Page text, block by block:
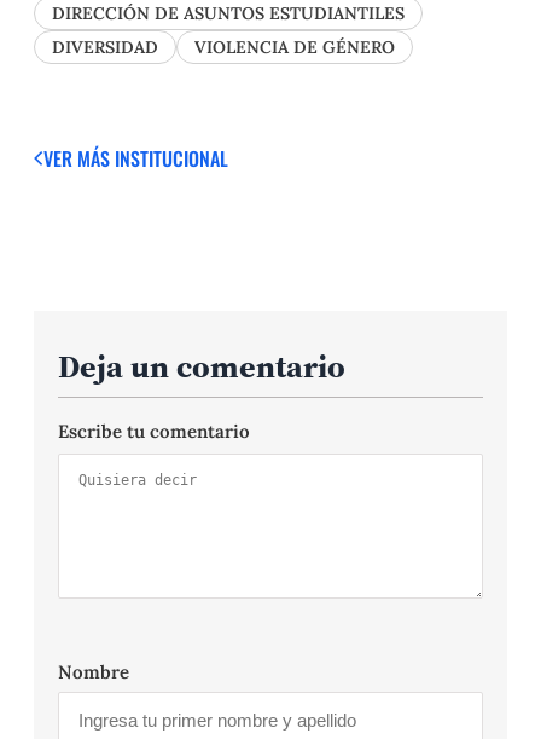
DIRECCIÓN DE ASUNTOS ESTUDIANTILES
DIVERSIDAD
VIOLENCIA DE GÉNERO
VER MÁS INSTITUCIONAL
Deja un comentario
Escribe tu comentario
Nombre